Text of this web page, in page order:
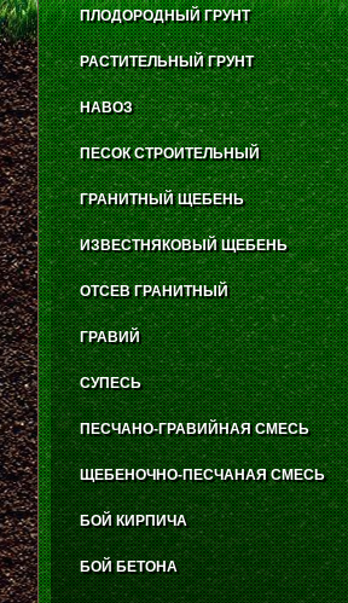
ПЛОДОРОДНЫЙ ГРУНТ
РАСТИТЕЛЬНЫЙ ГРУНТ
НАВОЗ
ПЕСОК СТРОИТЕЛЬНЫЙ
ГРАНИТНЫЙ ЩЕБЕНЬ
ИЗВЕСТНЯКОВЫЙ ЩЕБЕНЬ
ОТСЕВ ГРАНИТНЫЙ
ГРАВИЙ
СУПЕСЬ
ПЕСЧАНО-ГРАВИЙНАЯ СМЕСЬ
ЩЕБЕНОЧНО-ПЕСЧАНАЯ СМЕСЬ
БОЙ КИРПИЧА
БОЙ БЕТОНА